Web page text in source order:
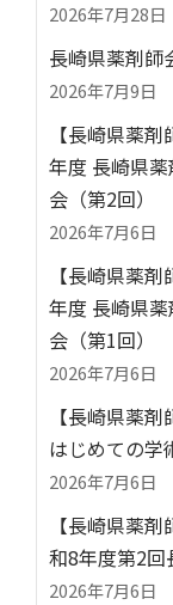
2026年7月28日
長崎県薬剤師
2026年7月9日
【長崎県薬
年度 長崎県
会（第2回）
2026年7月6日
【長崎県薬
年度 長崎県
会（第1回）
2026年7月6日
【長崎県薬
はじめての学
2026年7月6日
【長崎県薬
和8年度第2
2026年7月6日